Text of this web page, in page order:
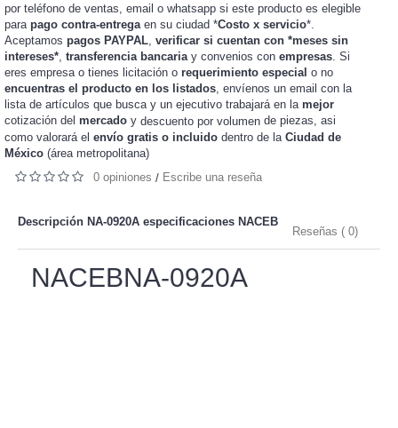
por teléfono de ventas, email o whatsapp si este producto es elegible
para pago contra-entrega en su ciudad *Costo x servicio*.
Aceptamos pagos PAYPAL verificar si cuentan con *meses sin
intereses* transferencia bancaria y convenios con empresas . Si
eres empresa o tienes licitación o requerimiento especial o no
encuentras el producto en los listados, envíenos un email con la
lista de artículos que busca y un ejecutivo trabajará en la mejor
cotización del mercado y descuento por volumen de piezas, asi
como valorará el envío gratis o incluido dentro de la Ciudad de
México (área metropolitana)
0 opiniones / Escribe una reseña
Descripción NA-0920A especificaciones NACEB
Reseñas ( 0)
NACEBNA-0920A